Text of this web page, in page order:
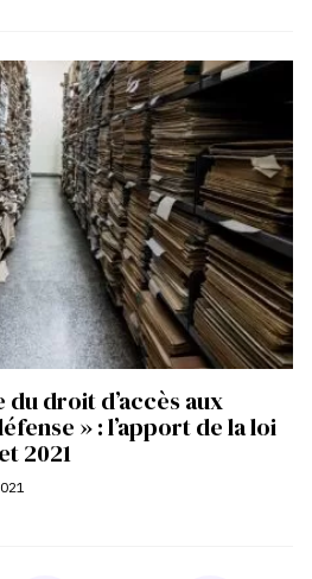
droit d’accès aux
» : l’apport de la loi
2021